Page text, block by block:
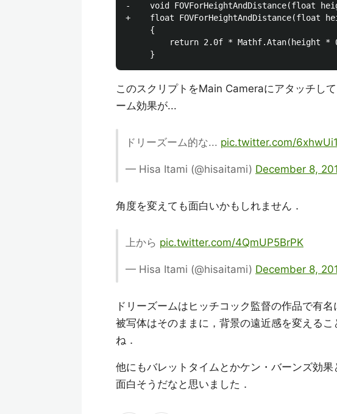
-    void FOVForHeightAndDistance(float
+    float FOVForHeightAndDistance(float
     {
return 2.0f * Mathf.Atan(height *
このスクリプトをMain Cameraにアタッチし
ーム効果が...
ドリーズーム的な... pic.twitter.com/
— Hisa Itami (@hisaitami) December 8,
角度を変えても面白いかもしれません．
上から pic.twitter.com/4QmUP5BrPK
— Hisa Itami (@hisaitami) December 8,
ドリーズームはヒッチコック監督の作品で有
被写体はそのままに，背景の遠近感を変える
ね．
他にもバレットタイムとかケン・バーンズ効
面白そうだなと思いました．